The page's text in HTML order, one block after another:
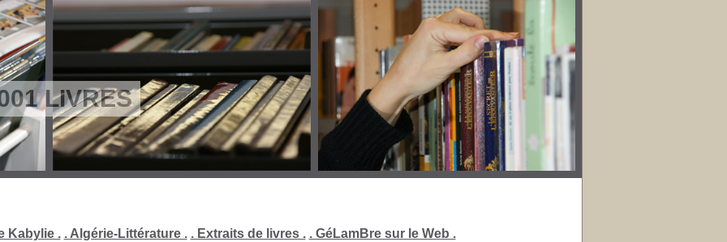
LIVRES
Kabylie . . Algérie-Littérature . . Extraits de livres . . GéLamBre sur le Web .